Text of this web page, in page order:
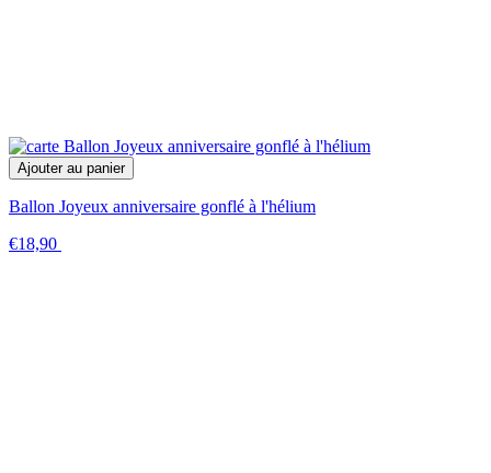
Ajouter au panier
Ballon Joyeux anniversaire gonflé à l'hélium
€18,90